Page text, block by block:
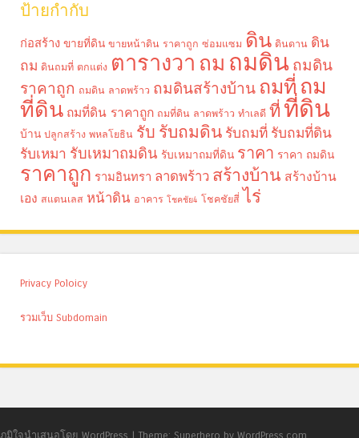
ป้ายกำกับ
ก่อสร้าง ขายที่ดิน ขายหน้าดิน ราคาถูก ซ่อมแซม ดิน ดินดาน ดิน
ถม ดินถมที่ ตกแต่ง ตารางวา ถม ถมดิน ถมดิน
ราคาถูก ถมดิน ลาดพร้าว ถมดินสร้างบ้าน ถมที่ถม
ที่ดิน ถมที่ดิน ราคาถูก ถมที่ดิน ลาดพร้าว ทำเลดี ที่ ที่ดิน
บ้าน ปลูกสร้าง พหลโยธิน รับ รับถมดิน รับถมที่ รับถมที่ดิน
รับเหมา รับเหมาถมดิน รับเหมาถมที่ดิน ราคา ราคา ถมดิน
ราคาถูก รามอินทรา ลาดพร้าว สร้างบ้าน สร้างบ้าน
เอง สแตนเลส หน้าดิน อาคาร โชคชัย4 โชคชัยสี่ ไร่
Privacy Poloicy
รวมเว็บ Subdomain
ภูมิใจนำเสนอโดย WordPress | Theme: Superhero by WordPress.com.